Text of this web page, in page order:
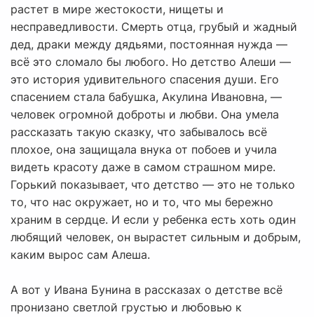
растет в мире жестокости, нищеты и
несправедливости. Смерть отца, грубый и жадный
дед, драки между дядьями, постоянная нужда —
всё это сломало бы любого. Но детство Алеши —
это история удивительного спасения души. Его
спасением стала бабушка, Акулина Ивановна, —
человек огромной доброты и любви. Она умела
рассказать такую сказку, что забывалось всё
плохое, она защищала внука от побоев и учила
видеть красоту даже в самом страшном мире.
Горький показывает, что детство — это не только
то, что нас окружает, но и то, что мы бережно
храним в сердце. И если у ребенка есть хоть один
любящий человек, он вырастет сильным и добрым,
каким вырос сам Алеша.
А вот у Ивана Бунина в рассказах о детстве всё
пронизано светлой грустью и любовью к